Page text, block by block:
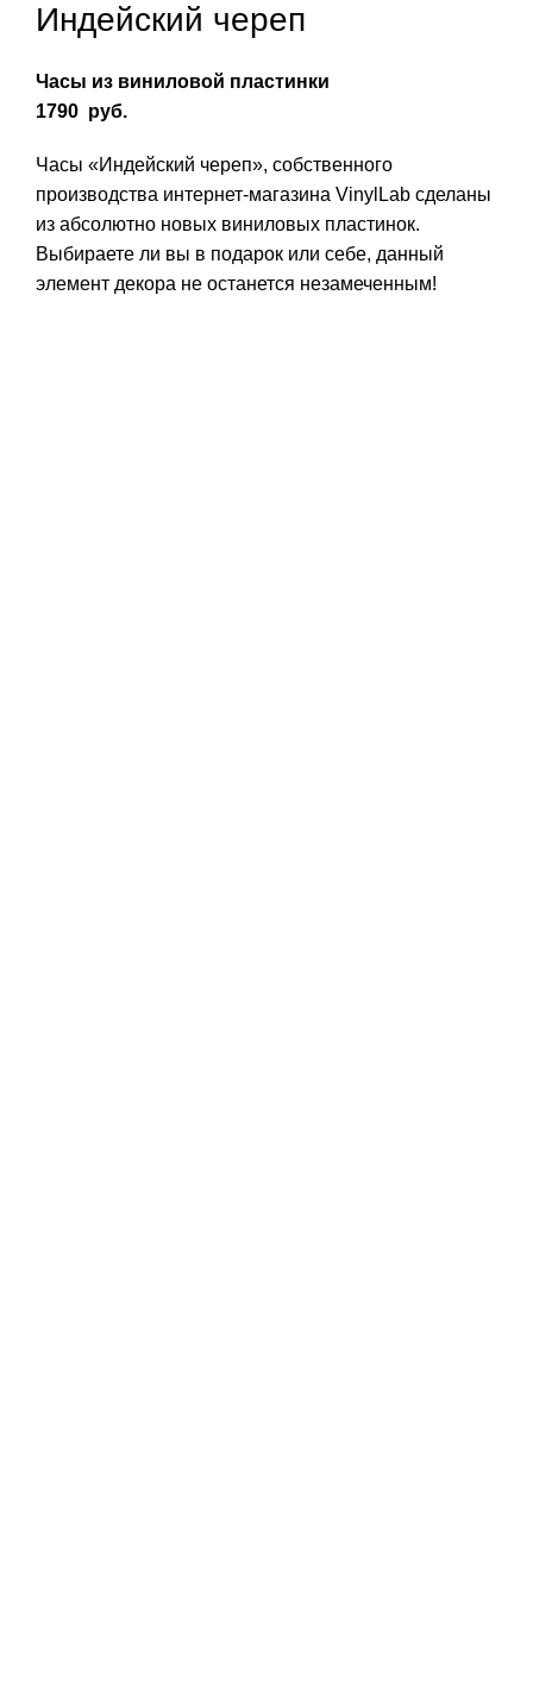
Индейский череп
Часы из виниловой пластинки
1790 руб.
Часы «Индейский череп», собственного
производства интернет-магазина VinylLab сделаны
из абсолютно новых виниловых пластинок.
Выбираете ли вы в подарок или себе, данный
элемент декора не останется незамеченным!